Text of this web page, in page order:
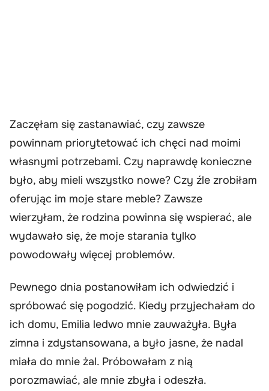
Zaczęłam się zastanawiać, czy zawsze
powinnam priorytetować ich chęci nad moimi
własnymi potrzebami. Czy naprawdę konieczne
było, aby mieli wszystko nowe? Czy źle zrobiłam
oferując im moje stare meble? Zawsze
wierzyłam, że rodzina powinna się wspierać, ale
wydawało się, że moje starania tylko
powodowały więcej problemów.
Pewnego dnia postanowiłam ich odwiedzić i
spróbować się pogodzić. Kiedy przyjechałam do
ich domu, Emilia ledwo mnie zauważyła. Była
zimna i zdystansowana, a było jasne, że nadal
miała do mnie żal. Próbowałam z nią
porozmawiać, ale mnie zbyła i odeszła.